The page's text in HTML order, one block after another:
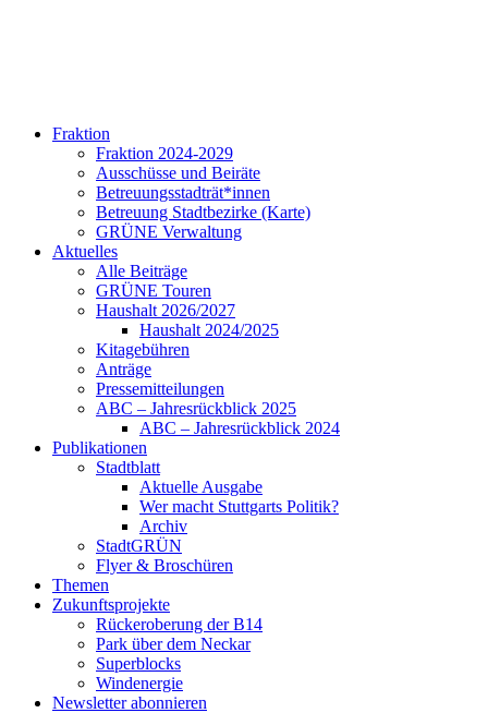
Fraktion
Fraktion 2024-2029
Ausschüsse und Beiräte
Betreuungsstadträt*innen
Betreuung Stadtbezirke (Karte)
GRÜNE Verwaltung
Aktuelles
Alle Beiträge
GRÜNE Touren
Haushalt 2026/2027
Haushalt 2024/2025
Kitagebühren
Anträge
Pressemitteilungen
ABC – Jahresrückblick 2025
ABC – Jahresrückblick 2024
Publikationen
Stadtblatt
Aktuelle Ausgabe
Wer macht Stuttgarts Politik?
Archiv
StadtGRÜN
Flyer & Broschüren
Themen
Zukunftsprojekte
Rückeroberung der B14
Park über dem Neckar
Superblocks
Windenergie
Newsletter abonnieren